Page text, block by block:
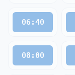
06:40
08:00